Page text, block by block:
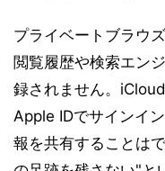
プライベートブラウ
閲覧履歴や検索エン
録されません。
Apple IDでサインイ
報を共有することは